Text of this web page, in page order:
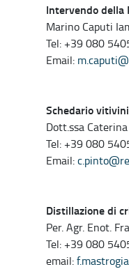
Intervendo
Marino Caputi
Tel: +39 080
Email:
Schedario
Dott.ssa
Tel: +39 080
Email:
Distillazione di
Per. Agr. Enot.
Tel: +39 080
email: